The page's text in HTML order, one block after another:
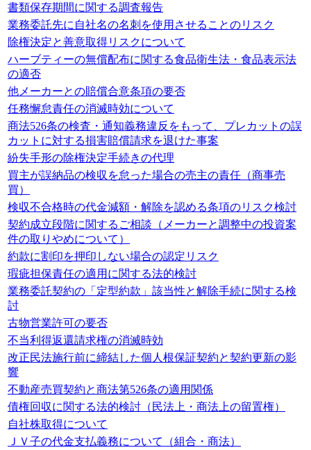
書類保存期間に関する調査報告
業務委託先に自社名の名刺を使用させることのリスク
除権決定と善意取得リスクについて
ハーブティーの無償配布に関する食品衛生法・食品表示法
の適否
他メーカーとの賠償合意条項の要否
任務懈怠責任の消滅時効について
商法526条の検査・通知義務違反をもって、プレカットの誤
カットに対する損害賠償請求を退けた事案
紛失手形の除権決定手続きの代理
買主が誤納品の検収を怠った場合の売主の責任（商事売
買）
検収不合格時の代金減額・解除を認める条項のリスク検討
契約成立段階に関するご相談（メーカーと調整中の投資案
件の取りやめについて）
約款に割印を押印しない場合の認定リスク
瑕疵担保責任の適用に関する法的検討
業務委託契約の「定型約款」該当性と解除手続に関する検
討
古物営業許可の要否
不当利得返還請求権の消滅時効
改正民法施行前に締結した個人根保証契約と契約更新の影
響
不動産売買契約と商法第526条の適用関係
債権回収に関する法的検討（民法上・商法上の留置権）
自社株取得について
ＪＶ子の代金支払義務について（組合・商法）